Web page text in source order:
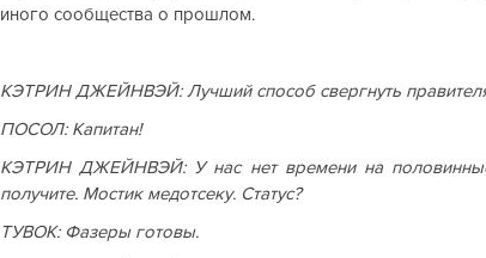
иного сообщества о прошлом.
КЭТРИН ДЖЕЙНВЭЙ: Лучший способ свергнуть правителя
ПОСОЛ: Капитан!
КЭТРИН ДЖЕЙНВЭЙ: У нас нет времени на
получите. Мостик медотсеку. Статус?
ТУВОК: Фазеры готовы.